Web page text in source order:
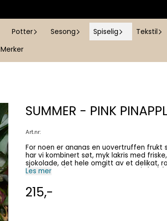
Potter Sesong Spiselig Tekstil
Merker
SUMMER - PINK
Art.nr:
For noen er ananas en uovertruffen frukt
har vi kombinert søt, myk lakris med
sjokolade, det hele omgitt av et delikat, rosa sukkerskall.
chokolade (min. 26% kakaotørstof)
sukker (EU), rismel/rismjöl,
EU)(spraytørret), 1% rålakrids (ikke-EU),
Les mer
215,-